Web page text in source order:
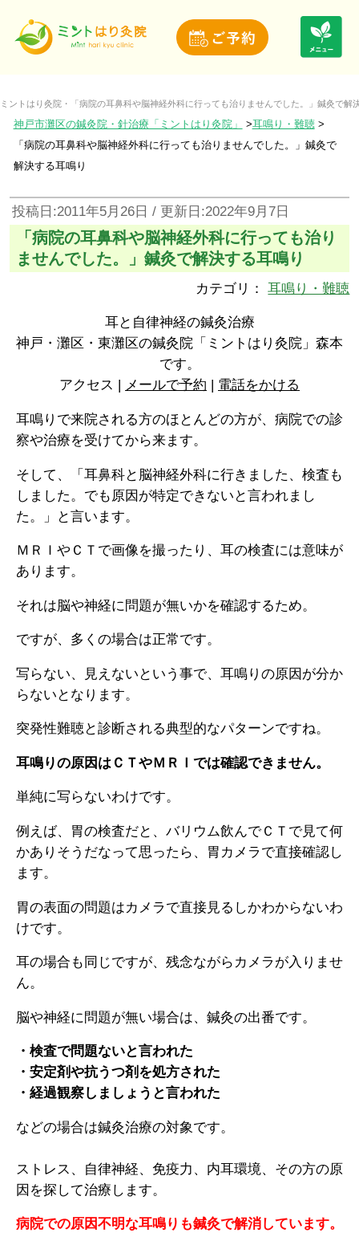
ミントはり灸院・「病院の耳鼻科や脳神経外科に行っても治りませんでした。」鍼灸で解
神戸市灘区の鍼灸院・針治療「ミントはり灸院」
耳鳴り・難聴
「病院の耳鼻科や脳神経外科に行っても治りませんでした。」鍼灸で
解決する耳鳴り
投稿日:2011年5月26日 / 更新日:2022年9月7日
「病院の耳鼻科や脳神経外科に行っても治り
ませんでした。」鍼灸で解決する耳鳴り
カテゴリ：耳鳴り・難聴
耳と自律神経の鍼灸治療
神戸・灘区・東灘区の鍼灸院「ミントはり灸院」森本
です。
アクセス |
メールで予約 電話をかける
耳鳴りで来院される方のほとんどの方が、病院での診
察や治療を受けてから来ます。
そして、「耳鼻科と脳神経外科に行きました、検査も
しました。でも原因が特定できないと言われまし
た。」と言います。
ＭＲＩやＣＴで画像を撮ったり、耳の検査には意味が
あります。
それは脳や神経に問題が無いかを確認するため。
ですが、多くの場合は正常です。
写らない、見えないという事で、耳鳴りの原因が分か
らないとなります。
突発性難聴と診断される典型的なパターンですね。
耳鳴りの原因はＣＴやＭＲＩでは確認できません。
単純に写らないわけです。
例えば、胃の検査だと、バリウム飲んでＣＴで見て何
かありそうだなって思ったら、胃カメラで直接確認し
ます。
胃の表面の問題はカメラで直接見るしかわからないわ
けです。
耳の場合も同じですが、残念ながらカメラが入りませ
ん。
脳や神経に問題が無い場合は、鍼灸の出番です。
・検査で問題ないと言われた
・安定剤や抗うつ剤を処方された
・経過観察しましょうと言われた
などの場合は鍼灸治療の対象です。
ストレス、自律神経、免疫力、内耳環境、その方の原
因を探して治療します。
病院での原因不明な耳鳴りも鍼灸で解消しています。